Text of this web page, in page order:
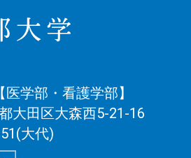
学部・看護学部】
大田区大森西5-21-16
大代)